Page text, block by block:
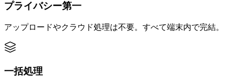
プライバシー第一
アップロードやクラウド処理は不要。すべて端末内で完結。
一括処理